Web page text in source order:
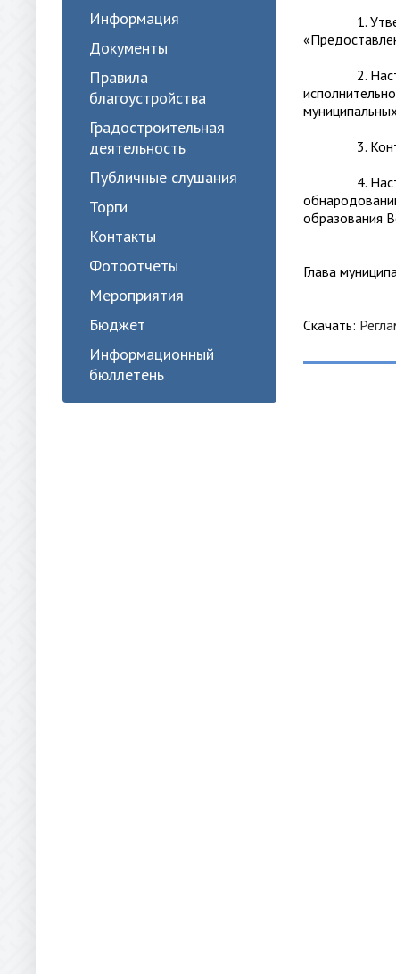
Информация
Документы
Правила
благоустройства
Градостроительная
деятельность
Публичные слушания
Торги
Контакты
Фотоотчеты
Мероприятия
Бюджет
Информационный
бюллетень
1.
2.
3. Контроль
4.
образования
Глава
Скачать: